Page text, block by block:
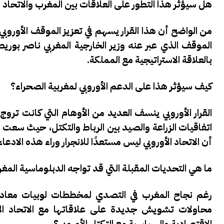
هل سيؤثر هذا التطور على العلاقات بين المغرب والاتحاد
من الواضح أن هذا القرار يسهم في تعزيز الموقف
الموقف الذي عبر عنه وزير الخارجية المغربي ناصر
بالعلاقة الاستراتيجية مع المملكة.
كيف سيؤثر هذا على الدعم الأوروبي لمغربية الصحراء؟
القرار الأوروبي ينسف العديد من الأوهام التي كانت
اتفاقيات الزراعة والصيد بين الرباط والتكتل، حيث
أن الاتحاد الأوروبي ليس مستعدًا للانجرار وراء هذه
ما هي التحديات المقبلة التي قد تواجه الدبلوماسية
رغم نجاح المغرب في التصدي لمخططات لوبيات
محاولات تشويش جديدة على علاقاتها مع الاتحاد